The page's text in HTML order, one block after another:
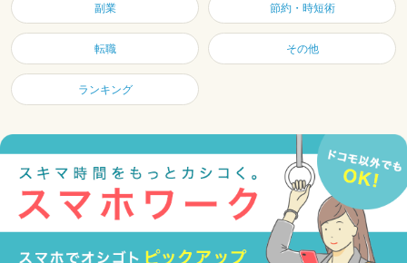
副業 節約・時短術
転職 その他
ランキング